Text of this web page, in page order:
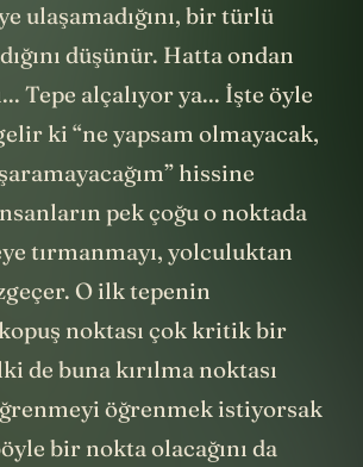
ulaşamadığını, bir türlü
düşünür. Hatta ondan
Tepe alçalıyor ya... İşte öyle
ki “ne yapsam olmayacak,
hissine
pek çoğu o noktada
tırmanmayı, yolculuktan
O ilk tepenin
noktası çok kritik bir
de buna kırılma noktası
öğrenmek istiyorsak
bir nokta olacağını da